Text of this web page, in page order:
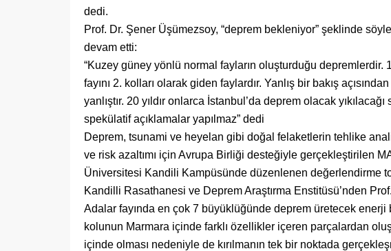
dedi.
Prof. Dr. Şener Üşümezsoy, “deprem bekleniyor” şeklinde
devam etti:
“Kuzey güney yönlü normal fayların oluşturduğu depremlerdir.
fayını 2. kolları olarak giden faylardır. Yanlış bir bakış
yanlıştır. 20 yıldır onlarca İstanbul’da deprem olacak
spekülatif açıklamalar yapılmaz” dedi
Deprem, tsunami ve heyelan gibi doğal felaketlerin tehlike
ve risk azaltımı için Avrupa Birliği desteğiyle gerçekleştirilen
Üniversitesi Kandili Kampüsünde düzenlenen değerlendirme
Kandilli Rasathanesi ve Deprem Araştırma Enstitüsü’nden
Adalar fayında en çok 7 büyüklüğünde deprem üretecek
kolunun Marmara içinde farklı özellikler içeren parçalardan
içinde olması nedeniyle de kırılmanın tek bir noktada